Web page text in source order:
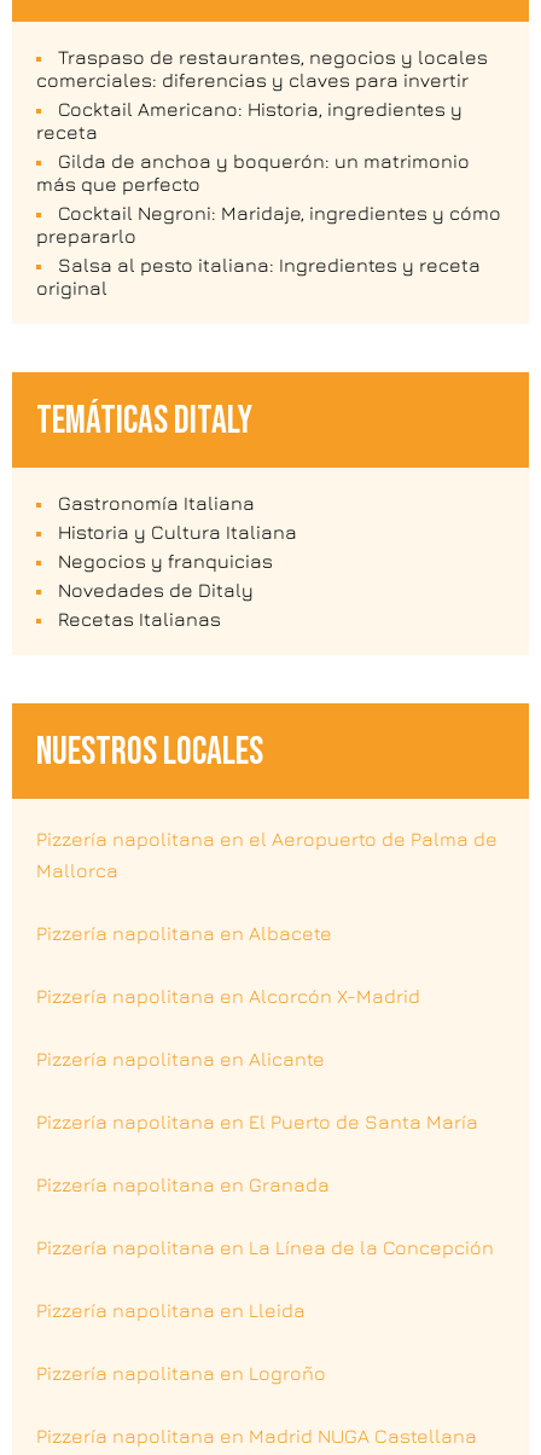
Traspaso de restaurantes, negocios y locales
comerciales: diferencias y claves para invertir
Cocktail Americano: Historia, ingredientes y
receta
Gilda de anchoa y boquerón: un matrimonio
más que perfecto
Cocktail Negroni: Maridaje, ingredientes y cómo
prepararlo
Salsa al pesto italiana: Ingredientes y receta
original
TEMÁTICAS DITALY
Gastronomía Italiana
Historia y Cultura Italiana
Negocios y franquicias
Novedades de Ditaly
Recetas Italianas
NUESTROS LOCALES
Pizzería napolitana en el Aeropuerto de Palma de
Mallorca
Pizzería napolitana en Albacete
Pizzería napolitana en Alcorcón X-Madrid
Pizzería napolitana en Alicante
Pizzería napolitana en El Puerto de Santa María
Pizzería napolitana en Granada
Pizzería napolitana en La Línea de la Concepción
Pizzería napolitana en Lleida
Pizzería napolitana en Logroño
Pizzería napolitana en Madrid NUGA Castellana